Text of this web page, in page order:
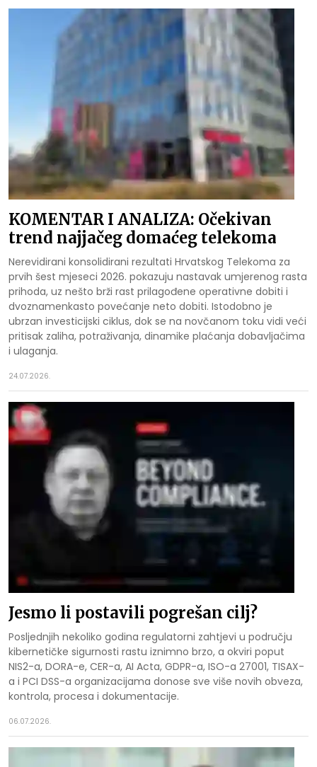
KOMENTAR I ANALIZA: Očekivan
trend najjačeg domaćeg telekoma
Nerevidirani konsolidirani rezultati Hrvatskog Telekoma za
prvih šest mjeseci 2026. pokazuju nastavak umjerenog rasta
prihoda, uz nešto brži rast prilagođene operativne dobiti i
dvoznamenkasto povećanje neto dobiti. Istodobno je
ubrzan investicijski ciklus, dok se na novčanom toku vidi veći
pritisak zaliha, potraživanja, dinamike plaćanja dobavljačima
i ulaganja.
24.07.2026.
Jesmo li postavili pogrešan cilj?
Posljednjih nekoliko godina regulatorni zahtjevi u području
kibernetičke sigurnosti rastu iznimno brzo, a okviri poput
NIS2-a, DORA-e, CER-a, AI Acta, GDPR-a, ISO-a 27001, TISAX-
a i PCI DSS-a organizacijama donose sve više novih obveza,
kontrola, procesa i dokumentacije.
06.07.2026.